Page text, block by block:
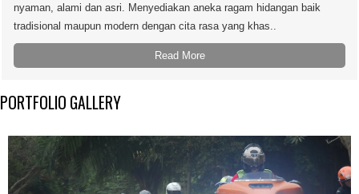
nyaman, alami dan asri. Menyediakan aneka ragam hidangan baik
tradisional maupun modern dengan cita rasa yang khas..
Read More
PORTFOLIO GALLERY